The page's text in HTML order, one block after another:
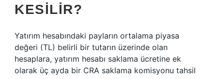
KESILIR?
Yatırım hesabındaki payların ortalama piyasa
değeri (TL) belirli bir tutarın üzerinde olan
hesaplara, yatırım hesabı saklama ücretine ek
olarak üç ayda bir CRA saklama komisyonu tahsil